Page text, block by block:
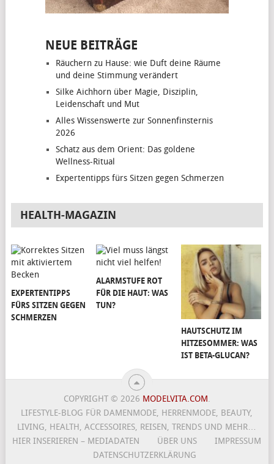
NEUE BEITRÄGE
Räuchern zu Hause: wie Duft deine Räume
und deine Stimmung verändert
Silke Aichhorn über Magie, Disziplin,
Leidenschaft und Mut
Alles Wissenswerte zur Sonnenfinsternis
2026
Schatz aus dem Orient: Das goldene
Wellness-Ritual
Expertentipps fürs Sitzen gegen Schmerzen
HEALTH-MAGAZIN
EXPERTENTIPPS
FÜRS SITZEN GEGEN
SCHMERZEN
ALARMSTUFE ROT
FÜR DIE HAUT: WAS
TUN?
HAUTSCHUTZ IM
HITZESOMMER: WAS
IST BETA-GLUCAN?
COPYRIGHT © 2026 MODELVITA.COM.
LIFESTYLE-BLOG FÜR DAMENMODE, HERRENMODE, BEAUTY,
LIVING, HEALTH, ACCESSOIRES, REISEN, TRENDS UND MEHR…
HIER INSERIEREN – MEDIADATEN
ÜBER UNS
IMPRESSUM
DATENSCHUTZERKLÄRUNG